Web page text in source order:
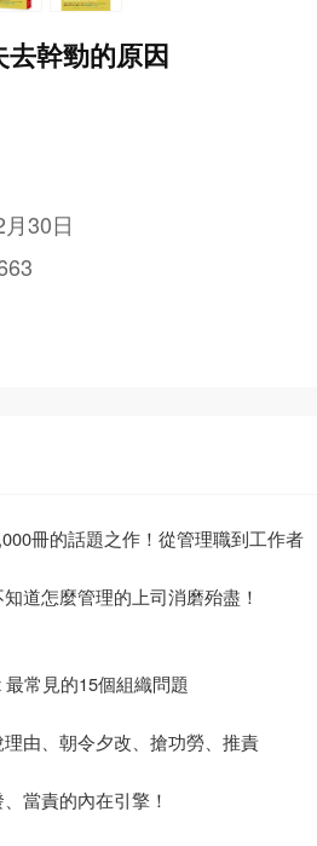
幹勁的原因
30日
冊的話題之作！從管理職到工作者
道怎麼管理的上司消磨殆盡！
常見的15個組織問題
由、朝令夕改、搶功勞、推責
當責的內在引擎！